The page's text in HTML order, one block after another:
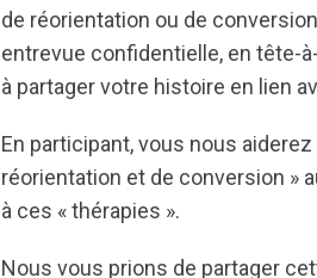
de réorientation ou de
entrevue confidentielle, en tête-
à partager votre histoire en lien
En participant, vous nous
réorientation et de conversion »
à ces « thérapies ».
Nous vous prions de partager